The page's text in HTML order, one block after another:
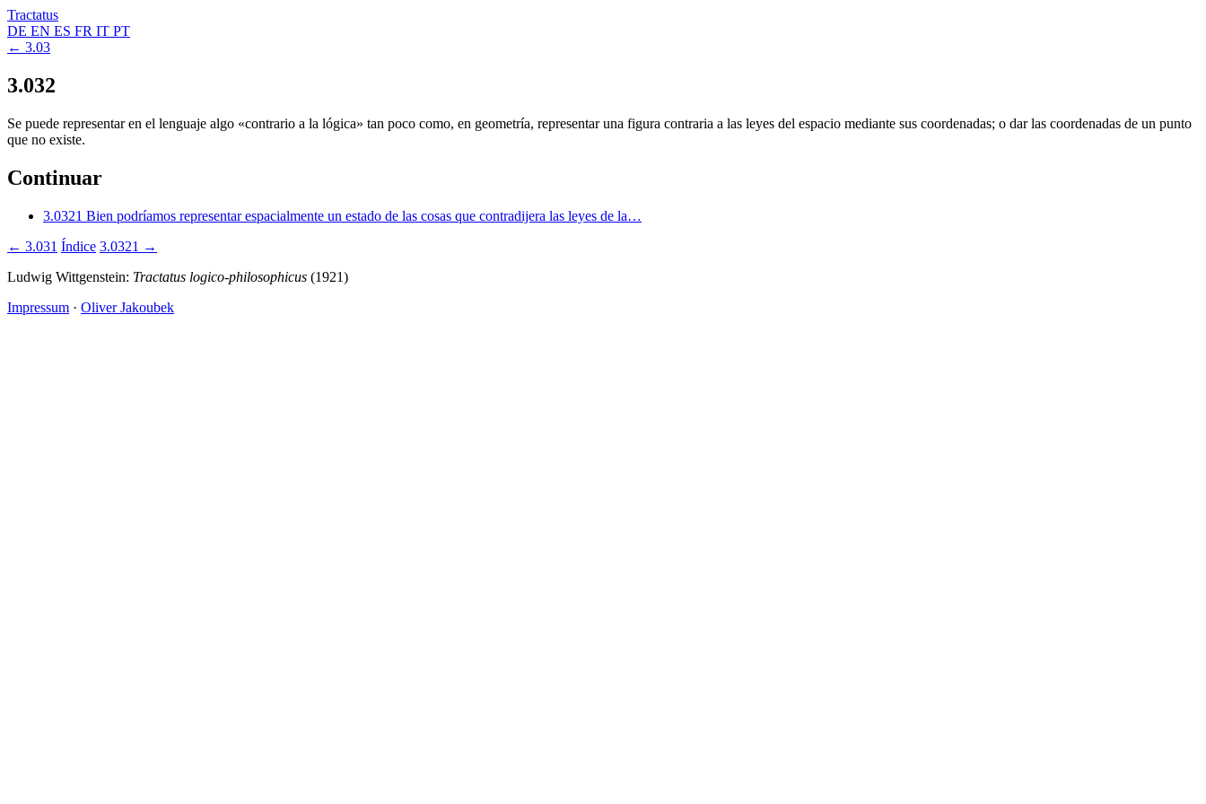
Tractatus
DE EN ES FR IT PT
← 3.03
3.032
Se puede representar en el lenguaje algo «contrario a la lógica» tan poco como, en geometría, representar una figura contraria a las leyes del espacio mediante sus coordenadas; o dar las coordenadas de un punto
que no existe.
Continuar
3.0321 Bien podríamos representar espacialmente un estado de las cosas que contradijera las leyes de la…
← 3.031 Índice 3.0321 →
Ludwig Wittgenstein: Tractatus logico-philosophicus (1921)
Impressum · Oliver Jakoubek